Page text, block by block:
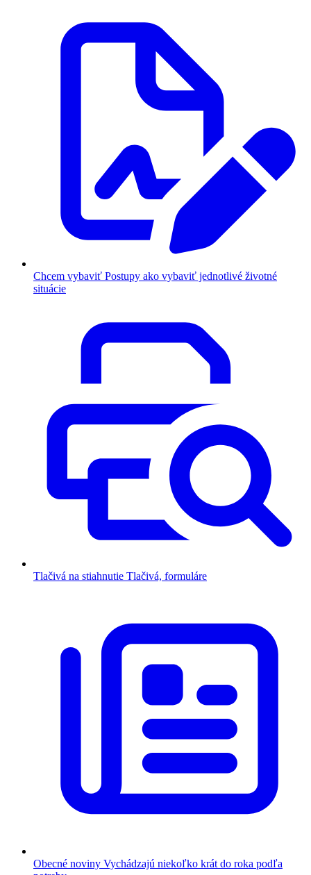
Chcem vybaviť Postupy ako vybaviť jednotlivé životné
situácie
Tlačivá na stiahnutie Tlačivá, formuláre
Obecné noviny Vychádzajú niekoľko krát do roka podľa